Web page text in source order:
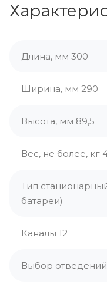
Длина, мм 300
Ширина, мм 290
Высота, мм 89,5
Вес, не более, кг
Тип
батареи)
Каналы 12
Выбор